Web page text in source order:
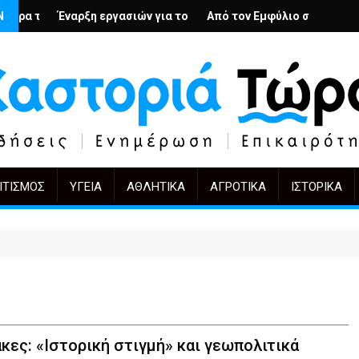
Βέγκνερ απέναντι στη λήθη
το Κέντρο Ημέρας Ολικής Φροντίδας στην Καστοριά
Από τον Εμφύλιο στην Πόλωση: το ίδιο έργο, άλλοι
KIFF 51: Η εικόνα μετά την
ΥΓΕΊΑ ΑΘΛΗΤΙΚΆ ΑΓΡΟΤΙΚΆ ΙΣΤΟΡΙΚΆ
«Ιστορική στιγμή» και γεωπολιτικά